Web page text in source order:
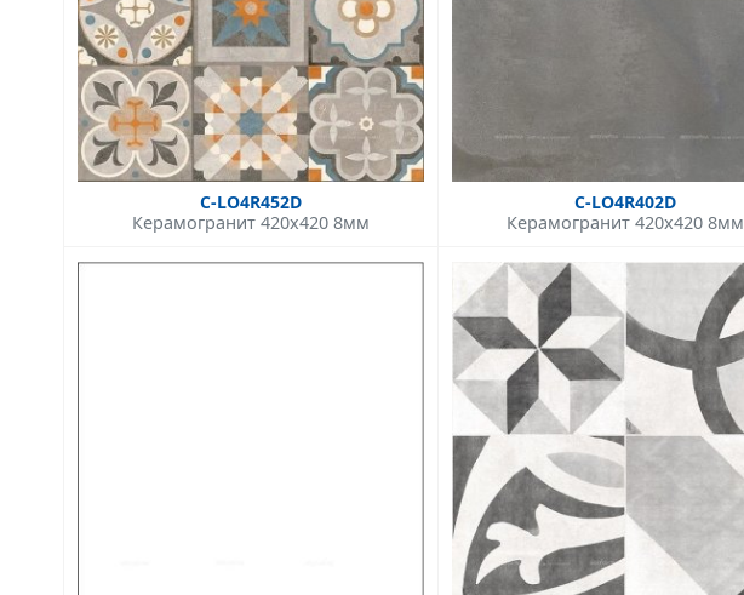
C-LO4R452D
Керамогранит 420x420 8мм
C-LO4R402D
Керамогранит 420x420 8мм